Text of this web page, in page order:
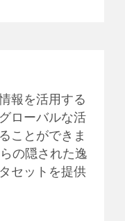
報を活用する
ローバルな活
ことができま
の隠された逸
セットを提供